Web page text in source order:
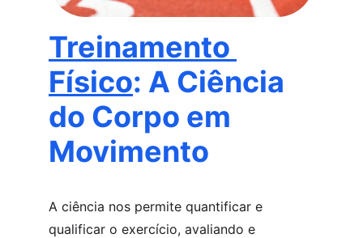
Treinamento
Físico: A Ciência
do Corpo em
Movimento
A ciência nos permite quantificar e
qualificar o exercício, avaliando e